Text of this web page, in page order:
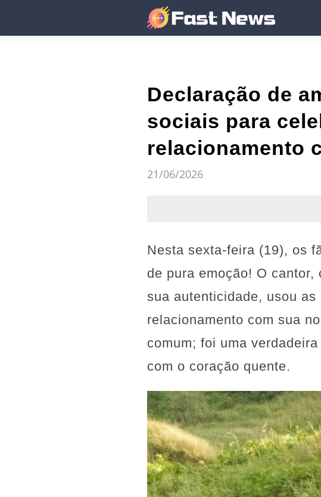
Declaração de
sociais para
relacionamento
21/06/2026
Nesta sexta-feira (19), os
de pura emoção! O
sua autenticidade, usou
relacionamento com sua
comum; foi uma
com o coração quente.